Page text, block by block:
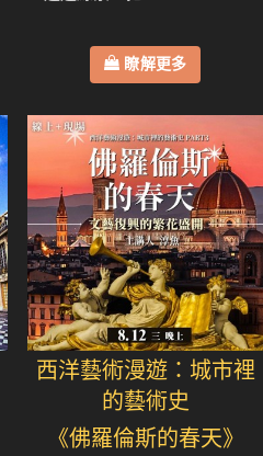
瞭解更多
西洋藝術漫遊：城市裡
的藝術史
《佛羅倫斯的春天》